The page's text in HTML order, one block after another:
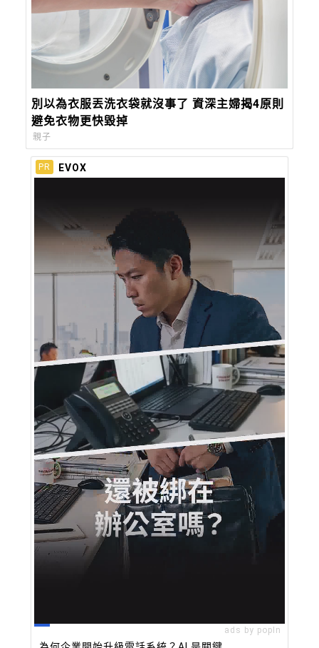
別以為衣服丟洗衣袋就沒事了 資深主婦揭4原則
避免衣物更快毀掉
親子
PR EVOX
ads by popIn